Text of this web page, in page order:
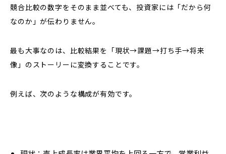
競合比較の数字をそのまま並べても、投資家には「だから何
なのか」が伝わりません。
最も大事なのは、比較結果を「現状→課題→打ち手→将来
像」のストーリーに変換することです。
例えば、次のような構成が有効です。